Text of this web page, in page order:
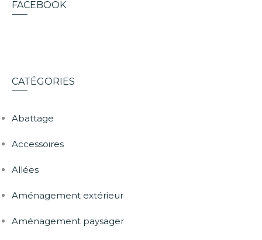
FACEBOOK
CATÉGORIES
Abattage
Accessoires
Allées
Aménagement extérieur
Aménagement paysager